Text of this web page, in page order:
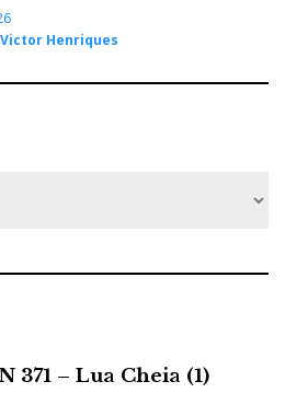
Victor Henriques
371 – Lua Cheia (1)